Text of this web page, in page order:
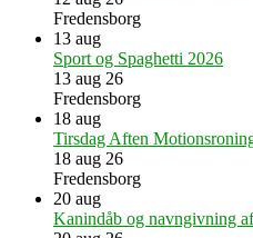
Fredensborg
13 aug
Sport og Spaghetti 2026
13 aug 26
Fredensborg
18 aug
Tirsdag Aften
18 aug 26
Fredensborg
20 aug
Kanindåb og navngivning